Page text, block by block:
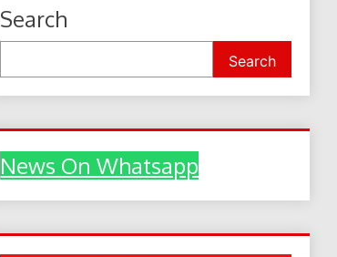
Search
Search
News On Whatsapp